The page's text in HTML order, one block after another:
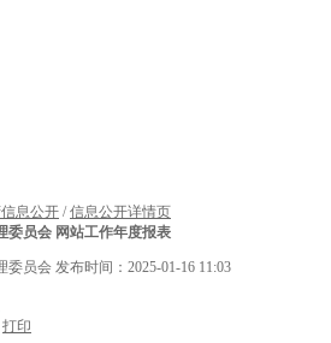
息公开 /信息公开详情页
委员会 网站工作年度报表
委员会 发布时间：2025-01-16 11:03
打印